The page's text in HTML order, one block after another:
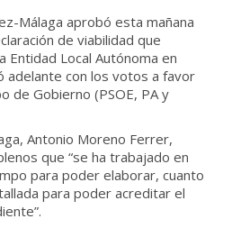
Málaga aprobó esta mañana
de viabilidad que
Entidad Local Autónoma en
adelante con los votos a favor
de Gobierno (PSOE, PA y
Antonio Moreno Ferrer,
que “se ha trabajado en
para poder elaborar, cuanto
para poder acreditar el